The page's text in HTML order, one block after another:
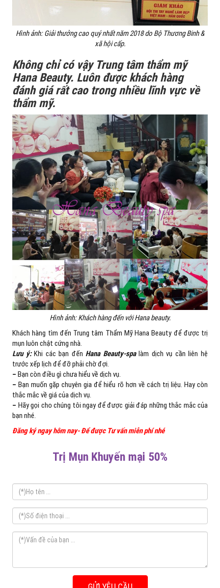
Hình ảnh: Giải thưởng cao quý nhất năm 2018 do Bộ Thương Binh &
xã hội cấp.
Không chỉ có vậy Trung tâm thẩm mỹ
Hana Beauty. Luôn được khách hàng
đánh giá rất cao trong nhiều lĩnh vực về
thẩm mỹ.
Hình ảnh: Khách hàng đến với Hana beauty.
Khách hàng tìm đến Trung tâm Thẩm Mỹ Hana Beauty để được trị
mụn luôn chật cứng nhà.
Lưu ý:Khi các bạn đến Hana Beauty-spalàm dịch vụ cần liên hệ
trước xếp lịch để đỡ phải chờ đợi.
– Bạn còn điều gì chưa hiểu về dịch vụ.
–Bạn muốn gặp chuyên gia để hiểu rõ hơn về cách trị liệu. Hay còn
thắc mắc về giá của dịch vụ.
– Hãy gọi cho chúng tôi ngay để được giải đáp những thắc mắc của
bạn nhé.
Đăng ký ngay hôm nay- Để được Tư vấn miễn phí nhé
Trị Mụn Khuyến mại 50%